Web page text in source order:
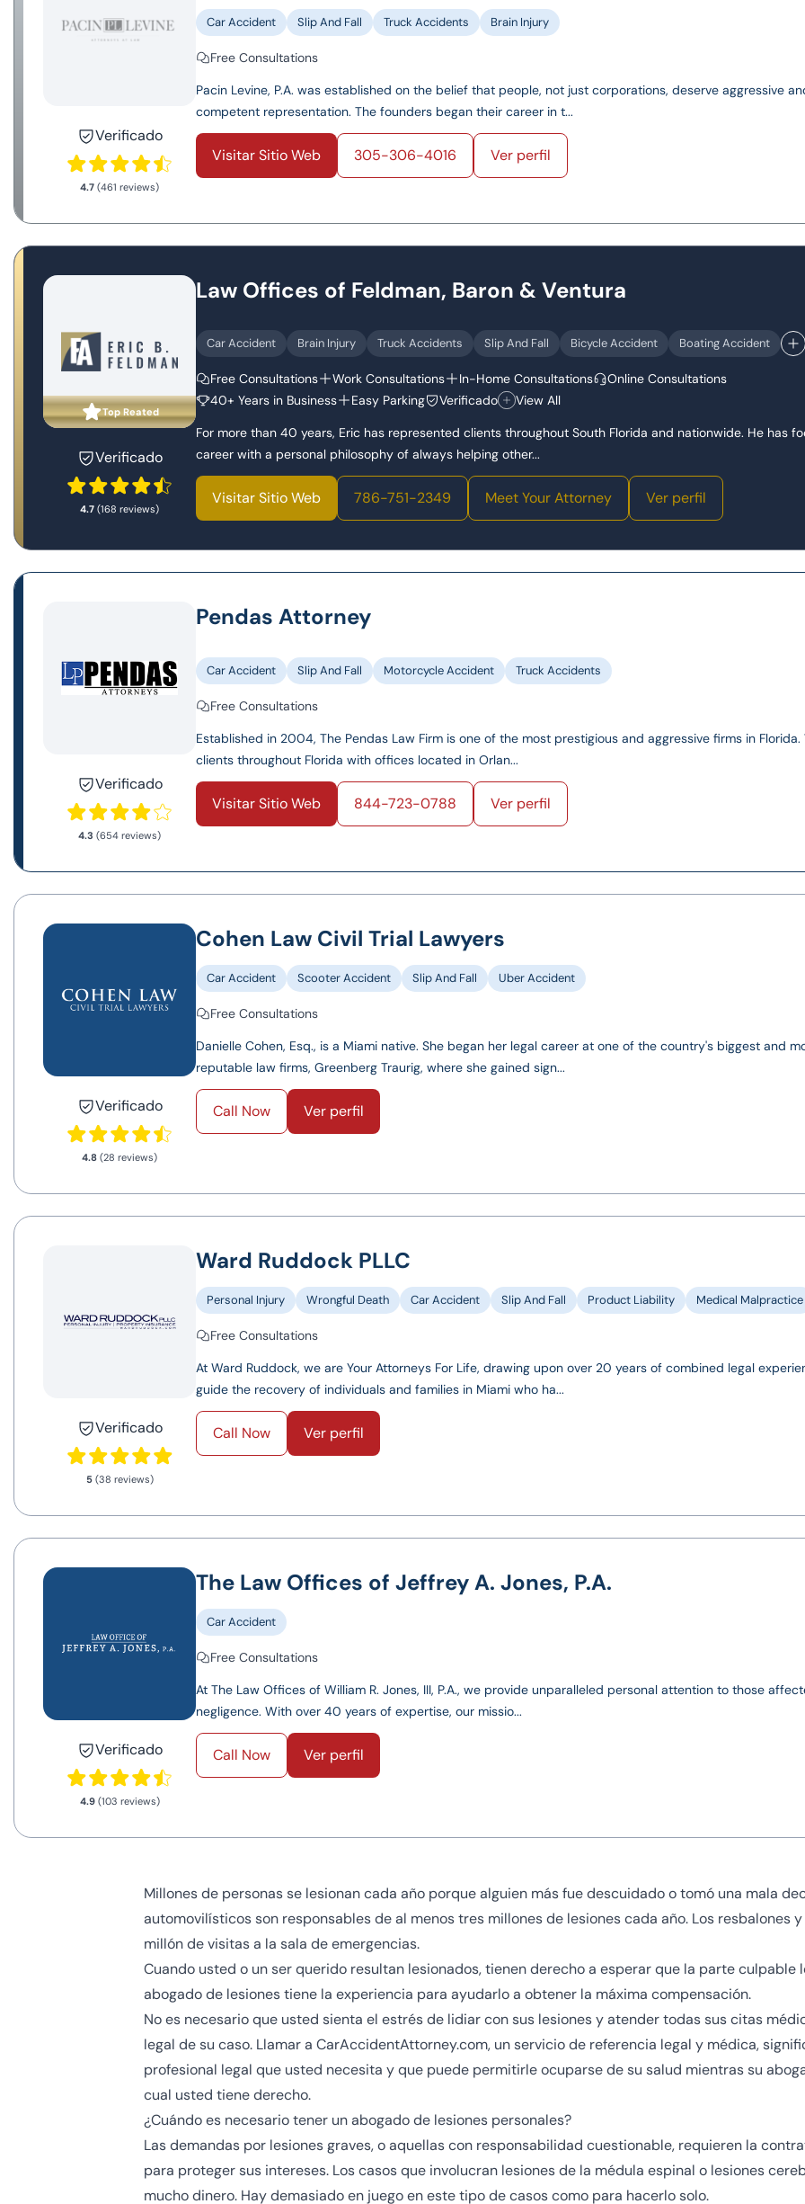
Verificado
4.7 (461 reviews)
Car Accident Slip And Fall Truck Accidents Brain Injury
Free Consultations
Pacin Levine, P.A. was established on the belief that people, not just corporations, deserve aggressive
competent representation. The founders began their career in t...
Visitar Sitio Web 305-306-4016 Ver perfil
Top Reated
Verificado
4.7 (168 reviews)
Law Offices of Feldman, Baron & Ventura
Car Accident Brain Injury Truck Accidents Slip And Fall Bicycle Accident Boating Accident
Free Consultations Work Consultations In-Home Consultations
Online Consultations
40+ Years in Business
Easy Parking Verificado
View All
For more than 40 years, Eric has represented clients throughout South Florida and nationwide. He has
career with a personal philosophy of always helping other...
Visitar Sitio Web 786-751-2349 Meet Your Attorney Ver perfil
Verificado
4.3 (654 reviews)
Pendas Attorney
Car Accident Slip And Fall Motorcycle Accident Truck Accidents
Free Consultations
Established in 2004, The Pendas Law Firm is one of the most prestigious and aggressive firms in Florida.
clients throughout Florida with offices located in Orlan...
Visitar Sitio Web 844-723-0788 Ver perfil
Verificado
4.8 (28 reviews)
Cohen Law Civil Trial Lawyers
Car Accident Scooter Accident Slip And Fall Uber Accident
Free Consultations
Danielle Cohen, Esq., is a Miami native. She began her legal career at one of the country's biggest and
reputable law firms, Greenberg Traurig, where she gained sign...
Call Now Ver perfil
Verificado
5(38 reviews)
Ward Ruddock PLLC
Personal Injury Wrongful Death Car Accident Slip And Fall Product Liability Medical Malpractice
Free Consultations
At Ward Ruddock, we are Your Attorneys For Life, drawing upon over 20 years of combined legal
guide the recovery of individuals and families in Miami who ha...
Call Now Ver perfil
Verificado
4.9(103 reviews)
The Law Offices of Jeffrey A. Jones, P.A.
Car Accident
Free Consultations
At The Law Offices of William R. Jones, III, P.A., we provide unparalleled personal attention to those
negligence. With over 40 years of expertise, our missio...
Call Now Ver perfil
Millones de personas se lesionan cada año porque alguien más fue descuidado o tomó una mala
automovilísticos son responsables de al menos tres millones de lesiones cada año. Los resbalones
millón de visitas a la sala de emergencias.
Cuando usted o un ser querido resultan lesionados, tienen derecho a esperar que la parte culpable
abogado de lesiones tiene la experiencia para ayudarlo a obtener la máxima compensación.
No es necesario que usted sienta el estrés de lidiar con sus lesiones y atender todas sus citas
legal de su caso. Llamar a CarAccidentAttorney.com, un servicio de referencia legal y médica,
profesional legal que usted necesita y que puede permitirle ocuparse de su salud mientras su
cual usted tiene derecho.
¿Cuándo es necesario tener un abogado de lesiones personales?
Las demandas por lesiones graves, o aquellas con responsabilidad cuestionable, requieren la
para proteger sus intereses. Los casos que involucran lesiones de la médula espinal o lesiones
mucho dinero. Hay demasiado en juego en este tipo de casos como para hacerlo solo.